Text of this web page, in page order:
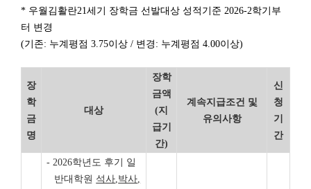
* 우월김활란21세기 장학금 선발대상 성적기준 2026-2학기부
터 변경
(기존: 누계평점 3.75이상 / 변경: 누계평점 4.00이상)
장
학
금
명
대상
장학
금액
(지
급기
간)
계속지급조건 및
유의사항
신
청
기
간
- 2026학년도 후기 일
반대학원 석사 박사